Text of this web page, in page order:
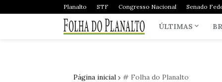
Planalto STF Congresso Nacional Senado
ÚLTIMAS
Página inicial # Folha do Planalto